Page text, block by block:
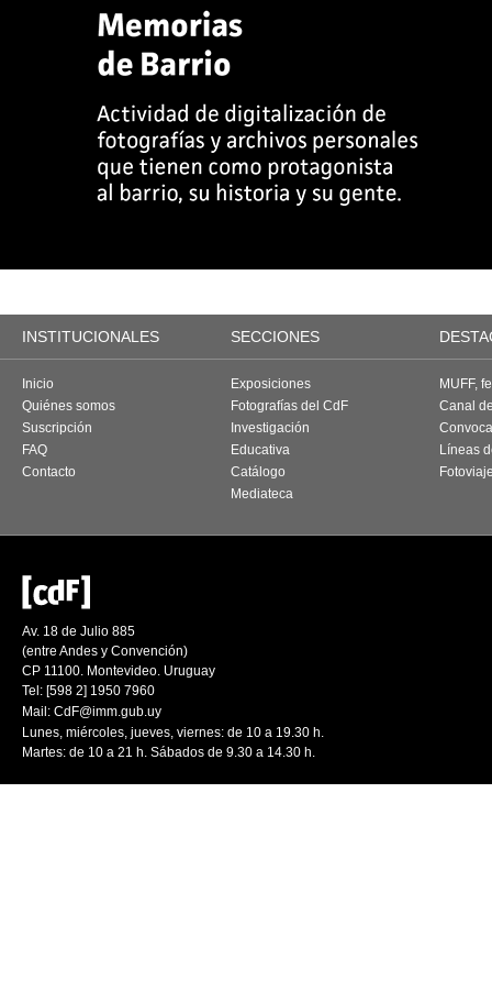
INSTITUCIONALES SECCIONES
Inicio
Quiénes somos
Suscripción
FAQ
Contacto
Exposiciones
Fotografías del CdF
Investigación
Educativa
Catálogo
Mediateca
MUFF,
Canal
Líneas
Av. 18 de Julio 885
(entre Andes y Convención)
CP 11100. Montevideo. Uruguay
Tel: [598 2] 1950 7960
Mail: CdF@imm.gub.uy
Lunes, miércoles, jueves, viernes: de 10 a 19.30 h.
Martes: de 10 a 21 h. Sábados de 9.30 a 14.30 h.